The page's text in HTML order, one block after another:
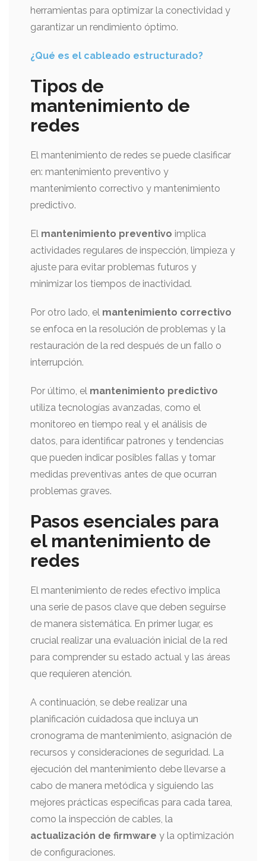
herramientas para optimizar la conectividad y
garantizar un rendimiento óptimo.
¿Qué es el cableado estructurado?
Tipos de
mantenimiento de
redes
El mantenimiento de redes se puede clasificar
en: mantenimiento preventivo y
mantenimiento correctivo y mantenimiento
predictivo.
El mantenimiento preventivo implica
actividades regulares de inspección, limpieza y
ajuste para evitar problemas futuros y
minimizar los tiempos de inactividad.
Por otro lado, el mantenimiento correctivo
se enfoca en la resolución de problemas y la
restauración de la red después de un fallo o
interrupción.
Por último, el mantenimiento predictivo
utiliza tecnologías avanzadas, como el
monitoreo en tiempo real y el análisis de
datos, para identificar patrones y tendencias
que pueden indicar posibles fallas y tomar
medidas preventivas antes de que ocurran
problemas graves.
Pasos esenciales para
el mantenimiento de
redes
El mantenimiento de redes efectivo implica
una serie de pasos clave que deben seguirse
de manera sistemática. En primer lugar, es
crucial realizar una evaluación inicial de la red
para comprender su estado actual y las áreas
que requieren atención.
A continuación, se debe realizar una
planificación cuidadosa que incluya un
cronograma de mantenimiento, asignación de
recursos y consideraciones de seguridad. La
ejecución del mantenimiento debe llevarse a
cabo de manera metódica y siguiendo las
mejores prácticas específicas para cada tarea,
como la inspección de cables, la
actualización de firmware y la optimización
de configuraciones.